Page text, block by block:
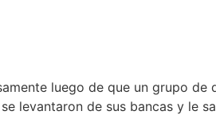
luego de que un grupo
levantaron de sus bancas y le